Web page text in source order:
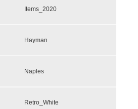
Items_2020
Hayman
Naples
Retro_White